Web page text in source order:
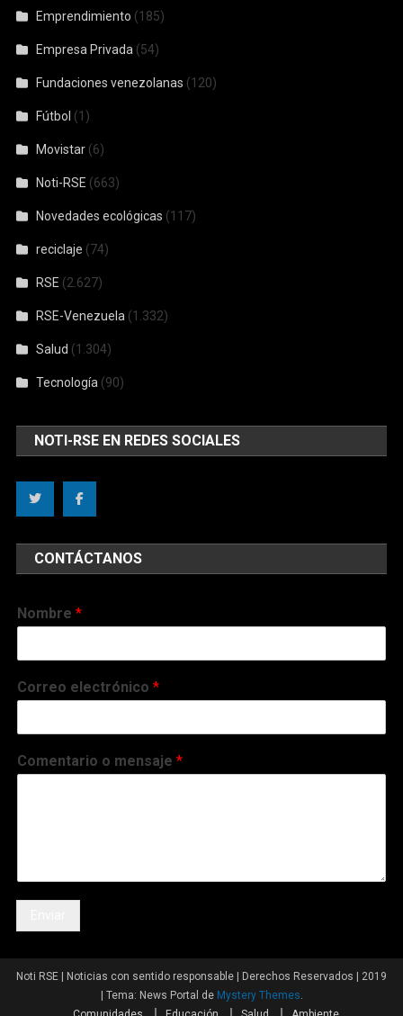
Emprendimiento (185)
Empresa Privada (54)
Fundaciones venezolanas (120)
Fútbol (1)
Movistar (6)
Noti-RSE (663)
Novedades ecológicas (117)
reciclaje (74)
RSE (2.627)
RSE-Venezuela (1.332)
Salud (1.304)
Tecnología (90)
NOTI-RSE EN REDES SOCIALES
CONTÁCTANOS
Nombre*
Correo electrónico*
Comentario o mensaje*
Noti RSE | Noticias con sentido responsable | Derechos Reservados | 2019
| Tema: News Portal de Mystery Themes